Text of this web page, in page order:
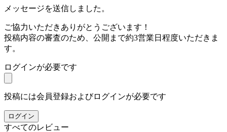
メッセージを送信しました。
ご協力いただきありがとうございます！
投稿内容の審査のため、公開まで約3営業日程度いただきま
す。
ログインが必要です
投稿には会員登録およびログインが必要です
ログイン
すべてのレビュー